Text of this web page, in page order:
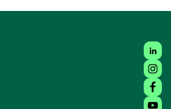
une nouvelle fenêtre)